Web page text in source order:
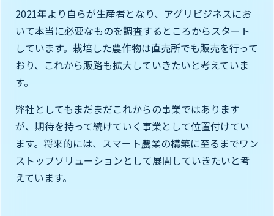
2021年より自らが生産者となり、アグリビジネスにお
いて本当に必要なものを調査するところからスタート
しています。栽培した農作物は直売所でも販売を行って
おり、これから販路も拡大していきたいと考えていま
す。
弊社としてもまだまだこれからの事業ではあります
が、期待を持って続けていく事業として位置付けてい
ます。将来的には、スマート農業の構築に至るまでワン
ストップソリューションとして展開していきたいと考
えています。